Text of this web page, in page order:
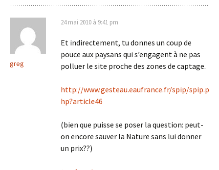
greg
24 mai 2010 à 9:41 pm
Et indirectement, tu donnes un coup de
pouce aux paysans qui s’engagent à ne pas
polluer le site proche des zones de captage.
http://www.gesteau.eaufrance.fr/spip/spip.p
hp?article46
(bien que puisse se poser la question: peut-
on encore sauver la Nature sans lui donner
un prix??)